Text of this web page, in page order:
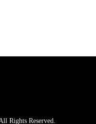
Rights Reserved.